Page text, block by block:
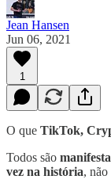
Jean Hansen
Jun 06, 2021
1
O que TikTok,
Todos são
vez na história, não